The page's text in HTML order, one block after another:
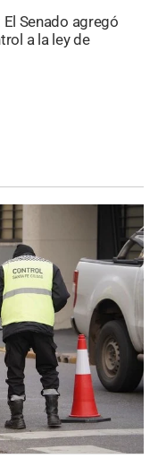
El Senado agregó
a la ley de